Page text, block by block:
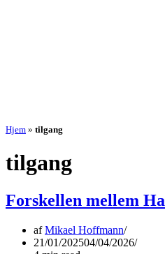
Hjem » tilgang
tilgang
Forskellen mellem
afMikael Hoffmann
21/01/202504/04/2026